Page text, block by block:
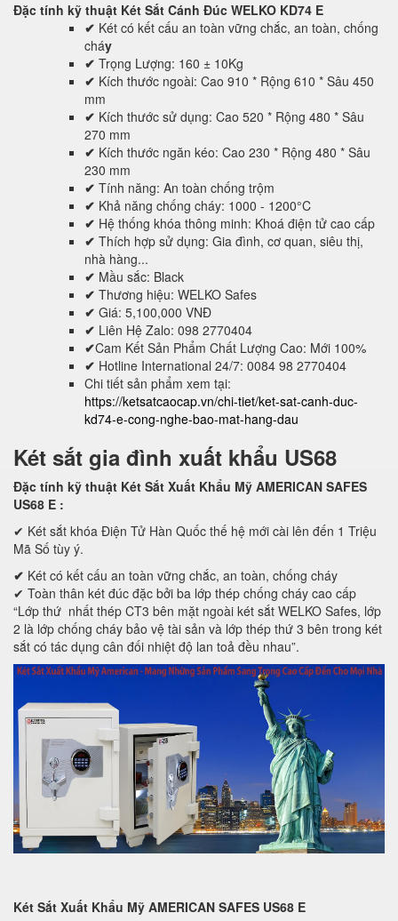
Đặc tính kỹ thuật Két Sắt Cánh Đúc WELKO KD74 E
✔ Két có kết cấu an toàn vững chắc, an toàn, chống
cháy
✔ Trọng Lượng: 160 ± 10Kg
✔ Kích thước ngoài: Cao 910 * Rộng 610 * Sâu 450
mm
✔ Kích thước sử dụng: Cao 520 * Rộng 480 * Sâu
270 mm
✔ Kích thước ngăn kéo: Cao 230 * Rộng 480 * Sâu
230 mm
✔ Tính năng: An toàn chống trộm
✔ Khả năng chống cháy: 1000 - 1200°C
✔ Hệ thống khóa thông minh: Khoá điện tử cao cấp
✔ Thích hợp sử dụng: Gia đình, cơ quan, siêu thị,
nhà hàng...
✔ Mầu sắc: Black
✔ Thương hiệu: WELKO Safes
✔ Giá: 5,100,000 VNĐ
✔ Liên Hệ Zalo: 098 2770404
✔Cam Kết Sản Phẩm Chất Lượng Cao: Mới 100%
✔ Hotline International 24/7: 0084 98 2770404
Chi tiết sản phẩm xem tại:
https://ketsatcaocap.vn/chi-tiet/ket-sat-canh-duc-
kd74-e-cong-nghe-bao-mat-hang-dau
Két sắt gia đình xuất khẩu US68
Đặc tính kỹ thuật Két Sắt Xuất Khẩu Mỹ AMERICAN SAFES
US68 E :
✔ Két sắt khóa Điện Tử Hàn Quốc thế hệ mới cài lên đến 1 Triệu
Mã Số tùy ý.
✔ Két có kết cấu an toàn vững chắc, an toàn, chống cháy
✔ Toàn thân két đúc đặc bởi ba lớp thép chống cháy cao cấp
“Lớp thứ nhất thép CT3 bên mặt ngoài két sắt WELKO Safes, lớp
2 là lớp chống cháy bảo vệ tài sản và lớp thép thứ 3 bên trong két
sắt có tác dụng cân đối nhiệt độ lan toả đều nhau”.
Két Sắt Xuất Khẩu Mỹ AMERICAN SAFES US68 E